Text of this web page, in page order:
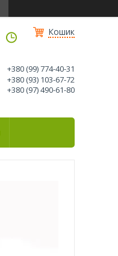
Кошик
+380 (99) 774-40-31
+380 (93) 103-67-72
+380 (97) 490-61-80